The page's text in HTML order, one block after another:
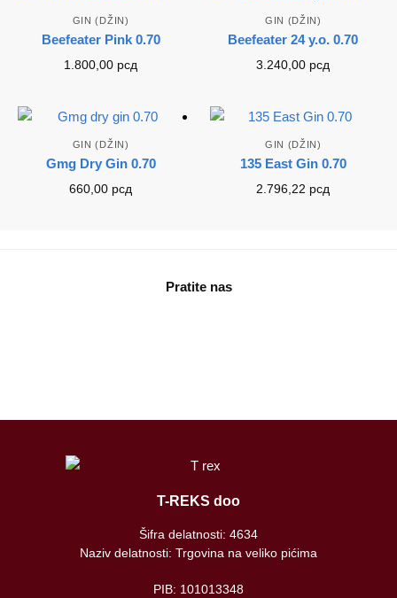
GIN (DŽIN)
Beefeater Pink 0.70
1.800,00 рсд
GIN (DŽIN)
Beefeater 24 y.o. 0.70
3.240,00 рсд
GIN (DŽIN)
Gmg Dry Gin 0.70
660,00 рсд
GIN (DŽIN)
135 East Gin 0.70
2.796,22 рсд
Pratite nas
T-REKS doo
Šifra delatnosti: 4634
Naziv delatnosti: Trgovina na veliko pićima
PIB: 101013348